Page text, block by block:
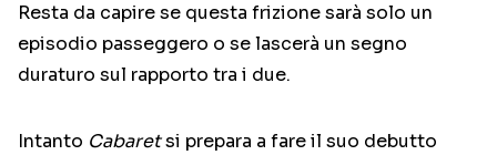
Resta da capire se questa frizione sarà solo un
episodio passeggero o se lascerà un segno
duraturo sul rapporto tra i due.
Intanto Cabaretsi prepara a fare il suo debutto